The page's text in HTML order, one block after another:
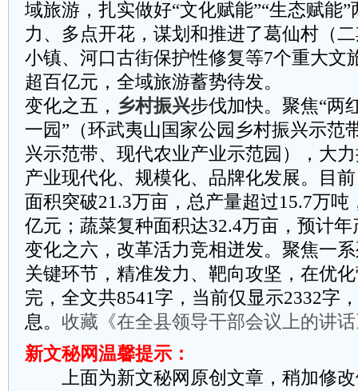
域旅游，扎实做好“文化赋能”“生态赋能
力、多点开花，谋划和推进了葛仙村（
小镇、河口古街保护性修复等7个重大文
超百亿元，全域旅游蓄势待发。
变化之五， 乡村振兴步伐加快。聚焦“两
一园”（环武夷山国家公园乡村振兴示范
兴示范带、现代农业产业示范园），大
产业现代化、规模化、品牌化发展。目
面积突破21.3万亩，总产量超过15.7万吨
亿元；蔬菜复种面积达32.4万亩，预计
变化之六，改革活力竞相迸发。聚焦一
关键环节，精准发力、靶向攻坚，在优
完，全文共8541字，当前仅显示2332字
息。 收藏《在全县领导干部会议上的讲
新文秘网温馨提示：
上面为新文秘网原创文章，稍加修改